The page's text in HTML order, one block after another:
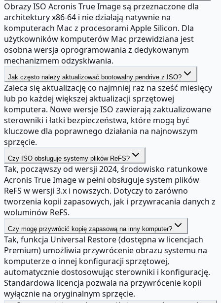
Obrazy ISO Acronis True Image są przeznaczone dla
architektury x86-64 i nie działają natywnie na
komputerach Mac z procesorami Apple Silicon. Dla
użytkowników komputerów Mac przewidziana jest
osobna wersja oprogramowania z dedykowanym
mechanizmem odzyskiwania.
Jak często należy aktualizować bootowalny pendrive z ISO?
Zaleca się aktualizację co najmniej raz na sześć miesięcy
lub po każdej większej aktualizacji sprzętowej
komputera. Nowe wersje ISO zawierają zaktualizowane
sterowniki i łatki bezpieczeństwa, które mogą być
kluczowe dla poprawnego działania na najnowszym
sprzęcie.
Czy ISO obsługuje systemy plików ReFS?
Tak, począwszy od wersji 2024, środowisko ratunkowe
Acronis True Image w pełni obsługuje system plików
ReFS w wersji 3.x i nowszych. Dotyczy to zarówno
tworzenia kopii zapasowych, jak i przywracania danych z
woluminów ReFS.
Czy mogę przywrócić kopię zapasową na inny komputer?
Tak, funkcja Universal Restore (dostępna w licencjach
Premium) umożliwia przywrócenie obrazu systemu na
komputerze o innej konfiguracji sprzętowej,
automatycznie dostosowując sterowniki i konfigurację.
Standardowa licencja pozwala na przywrócenie kopii
wyłącznie na oryginalnym sprzęcie.